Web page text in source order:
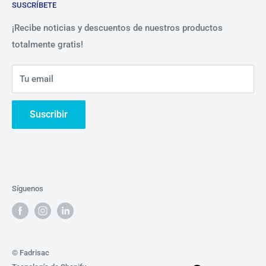
Beneficios
Nosotros
Contáctanos
Política de Privacidad
SUSCRÍBETE
¡Recibe noticias y descuentos de nuestros productos
totalmente gratis!
Tu email
Suscribir
Síguenos
© Fadrisac